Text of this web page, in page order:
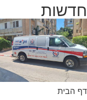
חדשות
דף הבית